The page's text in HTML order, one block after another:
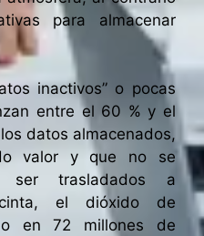
para almacenar
inactivos” o pocas
entre el 60 % y el
datos almacenados,
valor y que no se
ser trasladados a
cinta, el dióxido de
en 72 millones de